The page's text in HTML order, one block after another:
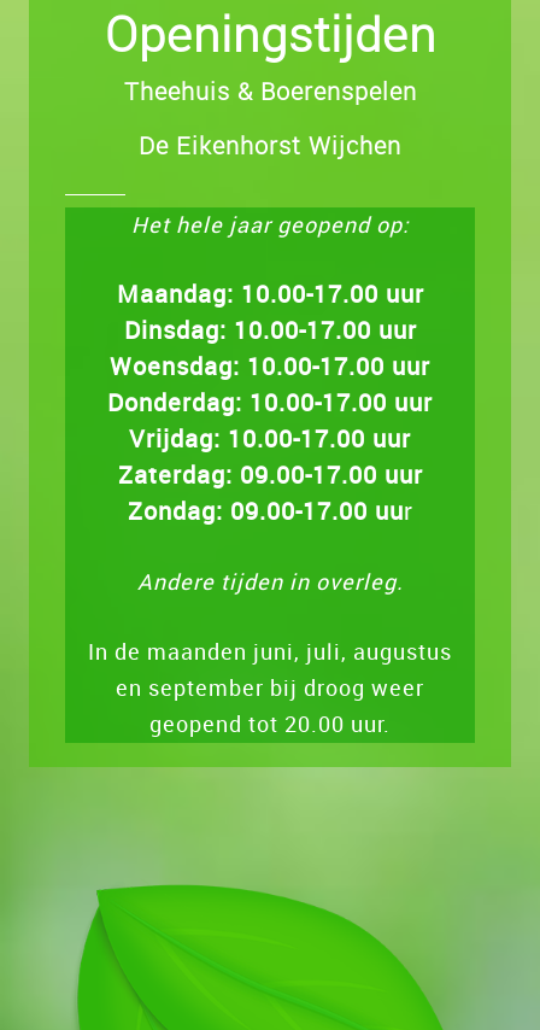
Openingstijden
Theehuis & Boerenspelen
De Eikenhorst Wijchen
Het hele jaar geopend op:
Maandag: 10.00-17.00 uur
Dinsdag: 10.00-17.00 uur
Woensdag: 10.00-17.00 uur
Donderdag: 10.00-17.00 uur
Vrijdag: 10.00-17.00 uur
Zaterdag: 09.00-17.00 uur
Zondag: 09.00-17.00 uur
Andere tijden in overleg.
In de maanden juni, juli, augustus
en september bij droog weer
geopend tot 20.00 uur.